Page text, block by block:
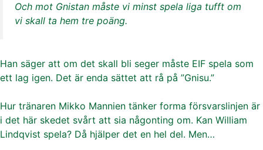
Och mot Gnistan måste vi minst spela liga tufft om
vi skall ta hem tre poäng.
Han säger att om det skall bli seger måste EIF spela som
ett lag igen. Det är enda sättet att rå på ”Gnisu.”
Hur tränaren Mikko Mannien tänker forma försvarslinjen är
i det här skedet svårt att sia någonting om. Kan William
Lindqvist spela? Då hjälper det en hel del. Men…